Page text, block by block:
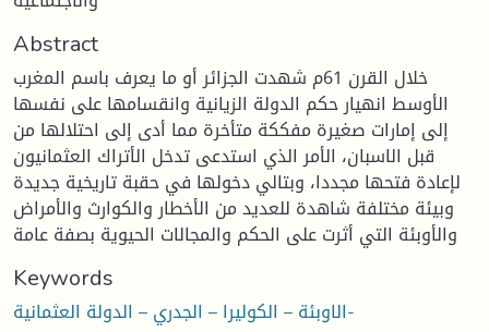
Abstract
خلال القرن 61م شهدت الجزائر أو ما يعرف باسم المغرب
الأوسط انهيار حكم الدولة الزيانية وانقسامها على نفسها
إلى إمارات صغيرة مفككة متأخرة مما أدى إلى احتلالها من
قبل الاسبان، الأمر الذي استدعى تدخل الأتراك العثمانيون
لإعادة فتحها مجددا، وبتالي دخولها في حقبة تاريخية جديدة
وبيئة مختلفة شاهدة للعديد من الأخطار والكوارث والأمراض
والأوبئة التي أثرت على الحكم والمجالات الحيوية بصفة عامة
Keywords
الاوبئة – الكوليرا – الجدري – الدولة العثمانية-